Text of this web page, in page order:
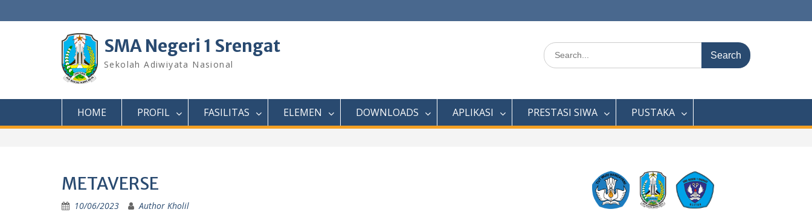
to
SMA Negeri 1 Srengat
Sekolah Adiwiyata Nasional
Search
for:
HOME PROFIL FASILITAS ELEMEN DOWNLOADS APLIKASI PRESTASI SIWA PUSTAKA
METAVERSE
10/06/2023 Author Kholil